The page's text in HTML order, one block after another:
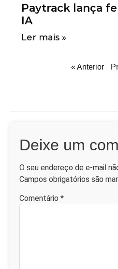
Paytrack lança
IA
Ler mais »
« Anterior
Deixe um
O seu endereço de e-mail
Campos obrigatórios são
Comentário *